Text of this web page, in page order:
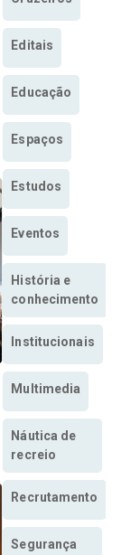
Editais
Educação
Espaços
Estudos
Eventos
História e
conhecimento
Institucionais
Multimedia
Náutica de
recreio
Recrutamento
Segurança